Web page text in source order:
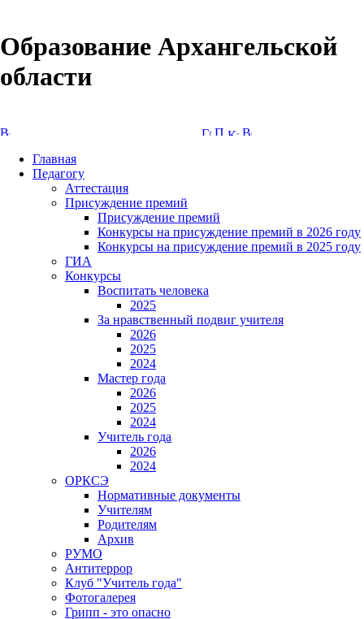
Образование Архангельской
области
Главная
Педагогу
Аттестация
Присуждение премий
Присуждение премий
Конкурсы на присуждение премий в 2026 году
Конкурсы на присуждение премий в 2025 году
ГИА
Конкурсы
Воспитать человека
2025
За нравственный подвиг учителя
2026
2025
2024
Мастер года
2026
2025
2024
Учитель года
2026
2024
ОРКСЭ
Нормативные документы
Учителям
Родителям
Архив
РУМО
Антитеррор
Клуб "Учитель года"
Фотогалерея
Грипп - это опасно